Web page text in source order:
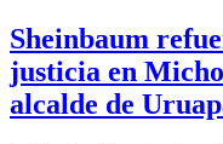
Sheinbaum
justicia en
alcalde de